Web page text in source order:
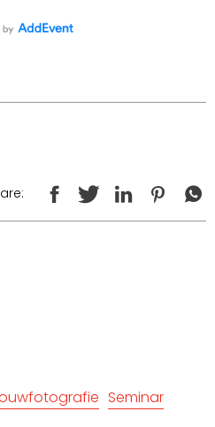
Seminar